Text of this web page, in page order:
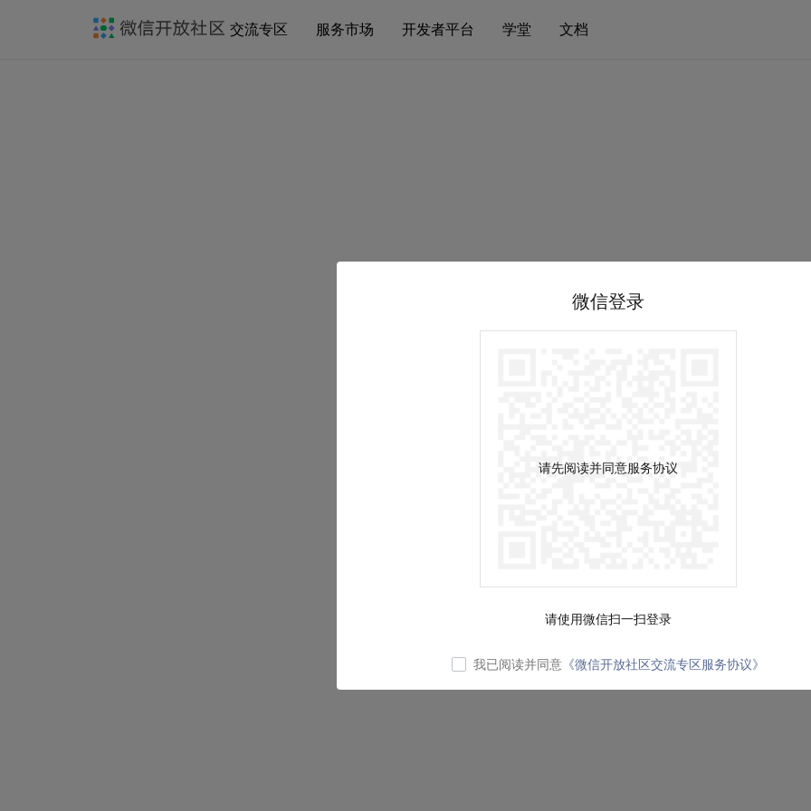
交流专区 服务市场 开发者平台 学堂 文档
微信登录
请先阅读并同意服务协议
请使用微信扫一扫登录
我已阅读并同意 《微信开放社区交流专区服务协议》